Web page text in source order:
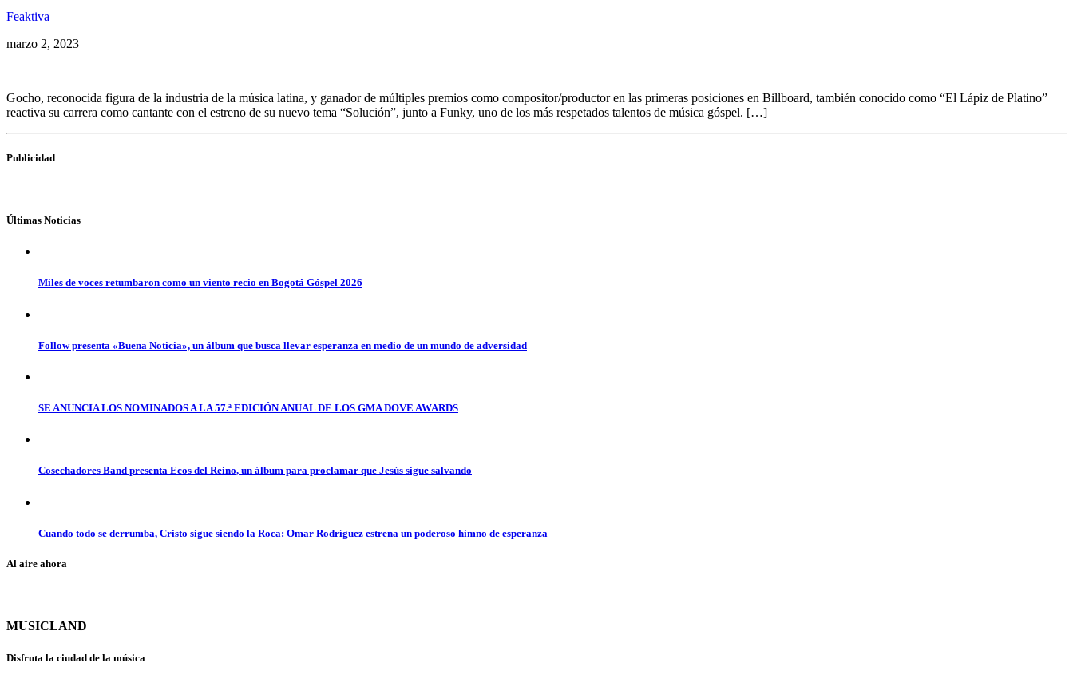
Feaktiva
marzo 2, 2023
Gocho, reconocida figura de la industria de la música latina, y ganador de múltiples premios como compositor/productor en las primeras posiciones en Billboard, también conocido como “El Lápiz de Platino”
reactiva su carrera como cantante con el estreno de su nuevo tema “Solución”, junto a Funky, uno de los más respetados talentos de música góspel. […]
Publicidad
Últimas Noticias
Miles de voces retumbaron como un viento recio en Bogotá Góspel 2026
Follow presenta «Buena Noticia», un álbum que busca llevar esperanza en medio de un mundo de adversidad
SE ANUNCIA LOS NOMINADOS A LA 57.ª EDICIÓN ANUAL DE LOS GMA DOVE AWARDS
Cosechadores Band presenta Ecos del Reino, un álbum para proclamar que Jesús sigue salvando
Cuando todo se derrumba, Cristo sigue siendo la Roca: Omar Rodríguez estrena un poderoso himno de esperanza
Al aire ahora
MUSICLAND
Disfruta la ciudad de la música